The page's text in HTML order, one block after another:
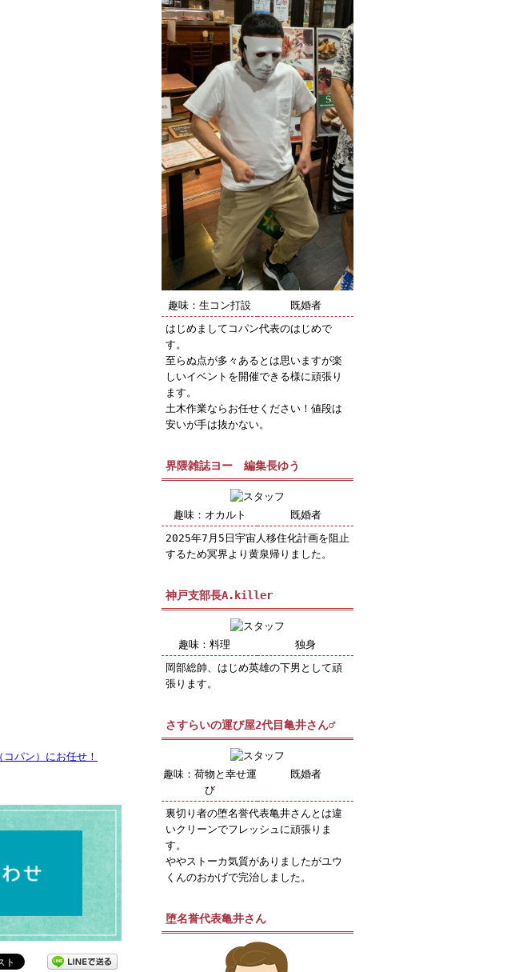
パン）にお任せ！
趣味：生コン打設
既婚者
はじめましてコパン代表のはじめで
す。
至らぬ点が多々あるとは思いますが楽
しいイベントを開催できる様に頑張り
ます。
土木作業ならお任せください！値段は
安いが手は抜かない。
界隈雑誌ヨー 編集長ゆう
趣味：オカルト
既婚者
2025年7月5日宇宙人移住化計画を阻止
するため冥界より黄泉帰りました。
神戸支部長A.killer
趣味：料理
独身
岡部総帥、はじめ英雄の下男として頑
張ります。
さすらいの運び屋2代目亀井さん♂
趣味：荷物と幸せ運
び
既婚者
裏切り者の堕名誉代表亀井さんとは違
いクリーンでフレッシュに頑張りま
す。
ややストーカ気質がありましたがユウ
くんのおかげで完治しました。
堕名誉代表亀井さん